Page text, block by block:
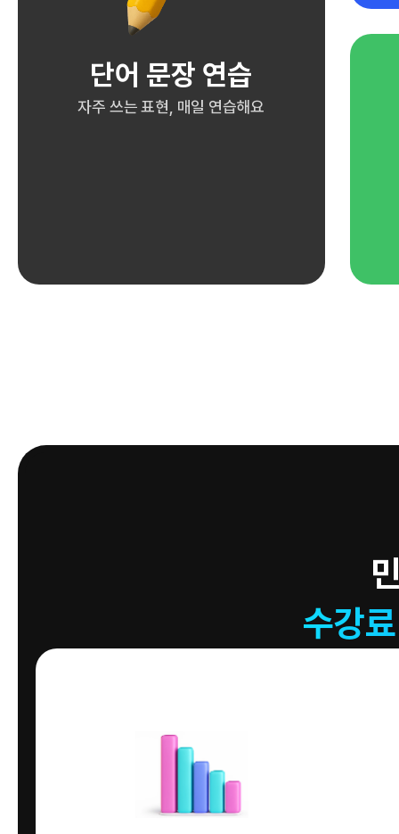
단어 문장 연습
자주 쓰는 표현, 매일 연습해요
수강